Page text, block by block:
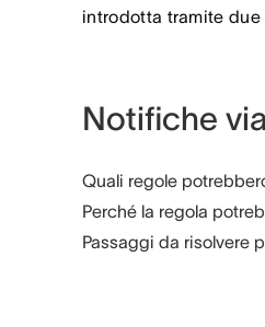
introdotta tramite due
Notifiche
Quali regole
Perché la regola
Passaggi da risolvere